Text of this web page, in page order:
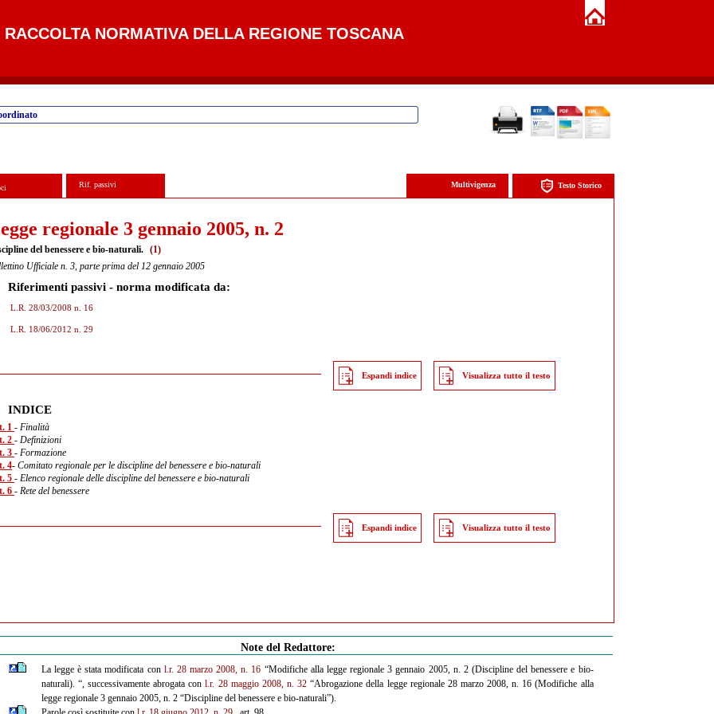
RACCOLTA NORMATIVA DELLA REGIONE TOSCANA
Rif. passivi Testo Storico
Multivigenza
regionale 3 gennaio 2005, n. 2
del benessere e bio-naturali. (1)
Ufficiale n. 3, parte prima del 12 gennaio 2005
Riferimenti passivi - norma modificata da:
L.R. 28/03/2008 n. 16
L.R. 18/06/2012 n. 29
Espandi indice Visualizza tutto il testo
INDICE
1 - Finalità
2 - Definizioni
3 - Formazione
4- Comitato regionale per le discipline del benessere e bio-naturali
5 - Elenco regionale delle discipline del benessere e bio-naturali
6 - Rete del benessere
Espandi indice Visualizza tutto il testo
Note del Redattore:
La legge è stata modificata con l.r. 28 marzo 2008, n. 16 “Modifiche alla legge regionale 3 gennaio 2005, n. 2 (Discipline del benessere e bio-
naturali). “, successivamente abrogata conl.r. 28 maggio 2008, n. 32 “Abrogazione della legge regionale 28 marzo 2008, n. 16 (Modifiche alla
legge regionale 3 gennaio 2005, n. 2 “Discipline del benessere e bio-naturali”).